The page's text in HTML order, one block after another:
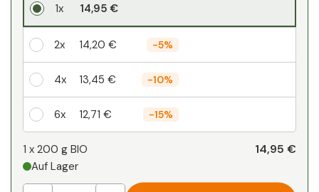
1x 14,95 €
2x 14,20 € -5%
4x 13,45 € -10%
6x 12,71 € -15%
1x
1 x 200 g BIO
Auf Lager
14,95 €